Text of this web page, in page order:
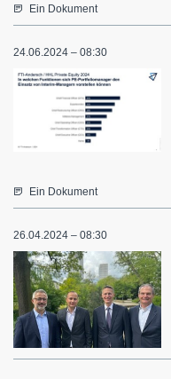
Ein Dokument
24.06.2024 – 08:30
Ein Dokument
26.04.2024 – 08:30